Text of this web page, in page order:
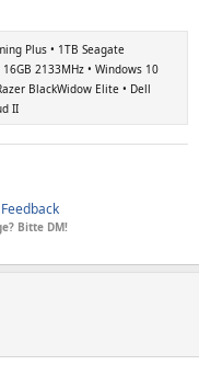
Plus • 1TB Seagate
2133MHz • Windows 10
BlackWidow Elite • Dell
II
Feedback
Bitte DM!